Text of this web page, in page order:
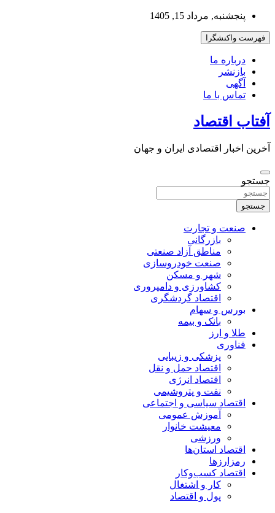
بروید
پنجشنبه, مرداد 15, 1405
فهرست واکنشگرا
درباره ما
بازنشر
آگهی
تماس با ما
آفتاب اقتصاد
آخرین اخبار اقتصادی ایران و جهان
جستجو
جستجو
صنعت و تجارت
بازرگانی
مناطق آزاد صنعتی
صنعت خودروسازی
شهر و مسکن
کشاورزی و دامپروری
اقتصاد گردشگری
بورس و سهام
بانک و بیمه
طلا و ارز
فناوری
پزشکی و زیبایی
اقتصاد حمل و نقل
اقتصاد انرژی
نفت و پتروشیمی
اقتصاد سیاسی و اجتماعی
آموزش عمومی
معیشت خانوار
ورزشی
اقتصاد استان‌ها
رمزارزها
اقتصاد کسب‌و‌کار
کار و اشتغال
پول و اقتصاد